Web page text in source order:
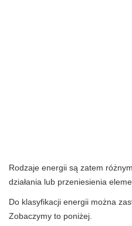
Rodzaje energii są zatem
działania lub przeniesienia
Do klasyfikacji energii można
Zobaczymy to poniżej.